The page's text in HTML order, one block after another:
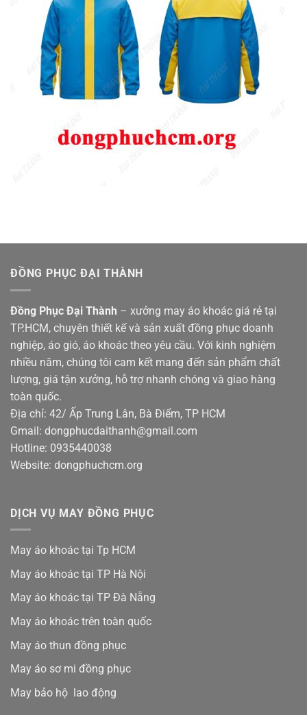
ĐỒNG PHỤC ĐẠI THÀNH
Đồng Phục Đại Thành – xưởng may áo khoác giá rẻ tại
TP.HCM, chuyên thiết kế và sản xuất đồng phục doanh
nghiệp, áo gió, áo khoác theo yêu cầu. Với kinh nghiệm
nhiều năm, chúng tôi cam kết mang đến sản phẩm chất
lượng, giá tận xưởng, hỗ trợ nhanh chóng và giao hàng
toàn quốc.
Địa chỉ: 42/ Ấp Trung Lân, Bà Điểm, TP HCM
Gmail: dongphucdaithanh@gmail.com
Hotline: 0935440038
Website: dongphuchcm.org
DỊCH VỤ MAY ĐỒNG PHỤC
May áo khoác tại Tp HCM
May áo khoác tại TP Hà Nội
May áo khoác tại TP Đà Nẵng
May áo khoác trên toàn quốc
May áo thun đồng phục
May áo sơ mi đồng phục
May bảo hộ lao động